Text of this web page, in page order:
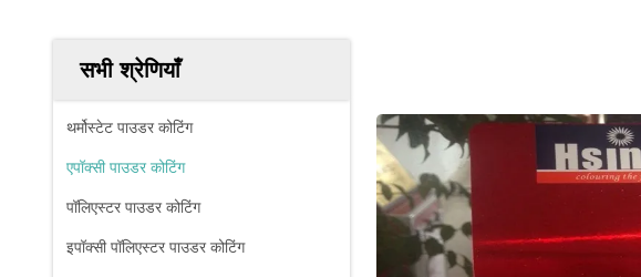
सभी श्रेणियाँ
थर्मोस्टेट पाउडर कोटिंग
एपॉक्सी पाउडर कोटिंग
पॉलिएस्टर पाउडर कोटिंग
इपॉक्सी पॉलिएस्टर पाउडर कोटिंग